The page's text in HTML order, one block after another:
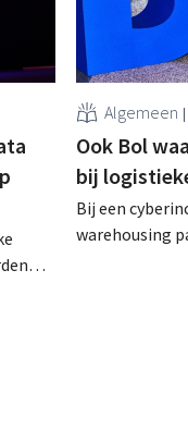
Algemeen
Ook Bol
bij
Bij een
warehousing